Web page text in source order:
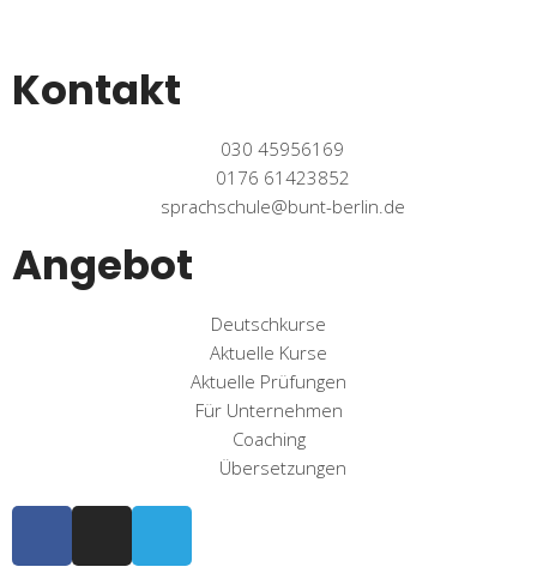
Kontakt
030 45956169
0176 61423852
sprachschule@bunt-berlin.de
Angebot
Deutschkurse
Aktuelle Kurse
Aktuelle Prüfungen
Für Unternehmen
Coaching
Übersetzungen